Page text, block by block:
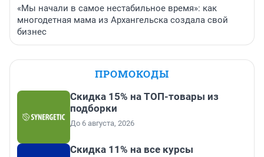
«Мы начали в самое нестабильное время»: как
многодетная мама из Архангельска создала свой
бизнес
ПРОМОКОДЫ
Скидка 15% на ТОП-товары из
подборки
До 6 августа, 2026
Скидка 11% на все курсы